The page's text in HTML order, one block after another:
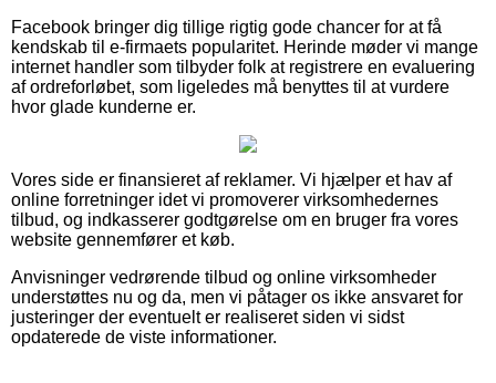
Facebook bringer dig tillige rigtig gode chancer for at få
kendskab til e-firmaets popularitet. Herinde møder vi mange
internet handler som tilbyder folk at registrere en evaluering
af ordreforløbet, som ligeledes må benyttes til at vurdere
hvor glade kunderne er.
Vores side er finansieret af reklamer. Vi hjælper et hav af
online forretninger idet vi promoverer virksomhedernes
tilbud, og indkasserer godtgørelse om en bruger fra vores
website gennemfører et køb.
Anvisninger vedrørende tilbud og online virksomheder
understøttes nu og da, men vi påtager os ikke ansvaret for
justeringer der eventuelt er realiseret siden vi sidst
opdaterede de viste informationer.